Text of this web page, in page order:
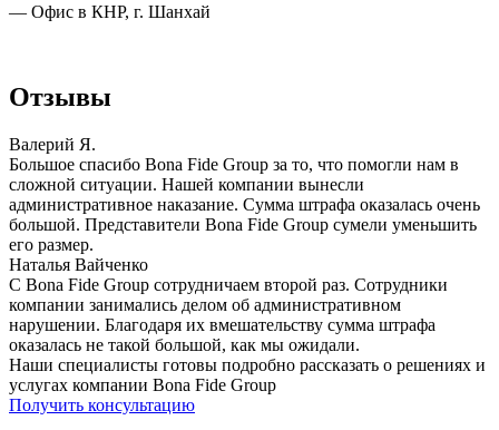
— Офис в КНР, г. Шанхай
Отзывы
Валерий Я.
Большое спасибо Bona Fide Group за то, что помогли нам в
сложной ситуации. Нашей компании вынесли
административное наказание. Сумма штрафа оказалась очень
большой. Представители Bona Fide Group сумели уменьшить
его размер.
Наталья Вайченко
С Bona Fide Group сотрудничаем второй раз. Сотрудники
компании занимались делом об административном
нарушении. Благодаря их вмешательству сумма штрафа
оказалась не такой большой, как мы ожидали.
Наши специалисты готовы подробно рассказать о решениях и
услугах компании Bona Fide Group
Получить консультацию